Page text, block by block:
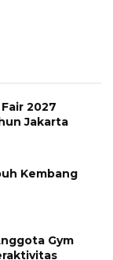
2027
Jakarta
Kembang
Gym